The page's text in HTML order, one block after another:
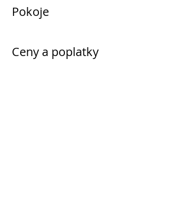
Pokoje
Ceny a poplatky